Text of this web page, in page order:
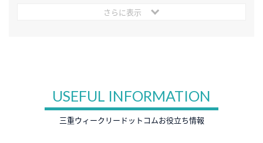
さらに表示
USEFUL INFORMATION
三重ウィークリードットコムお役立ち情報